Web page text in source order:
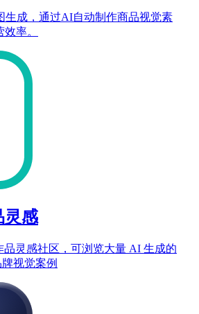
生成，通过AI自动制作商品视觉素
率。
灵感
品灵感社区，可浏览大量 AI 生成的
视觉案例